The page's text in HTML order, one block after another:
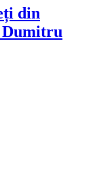
din
Dumitru